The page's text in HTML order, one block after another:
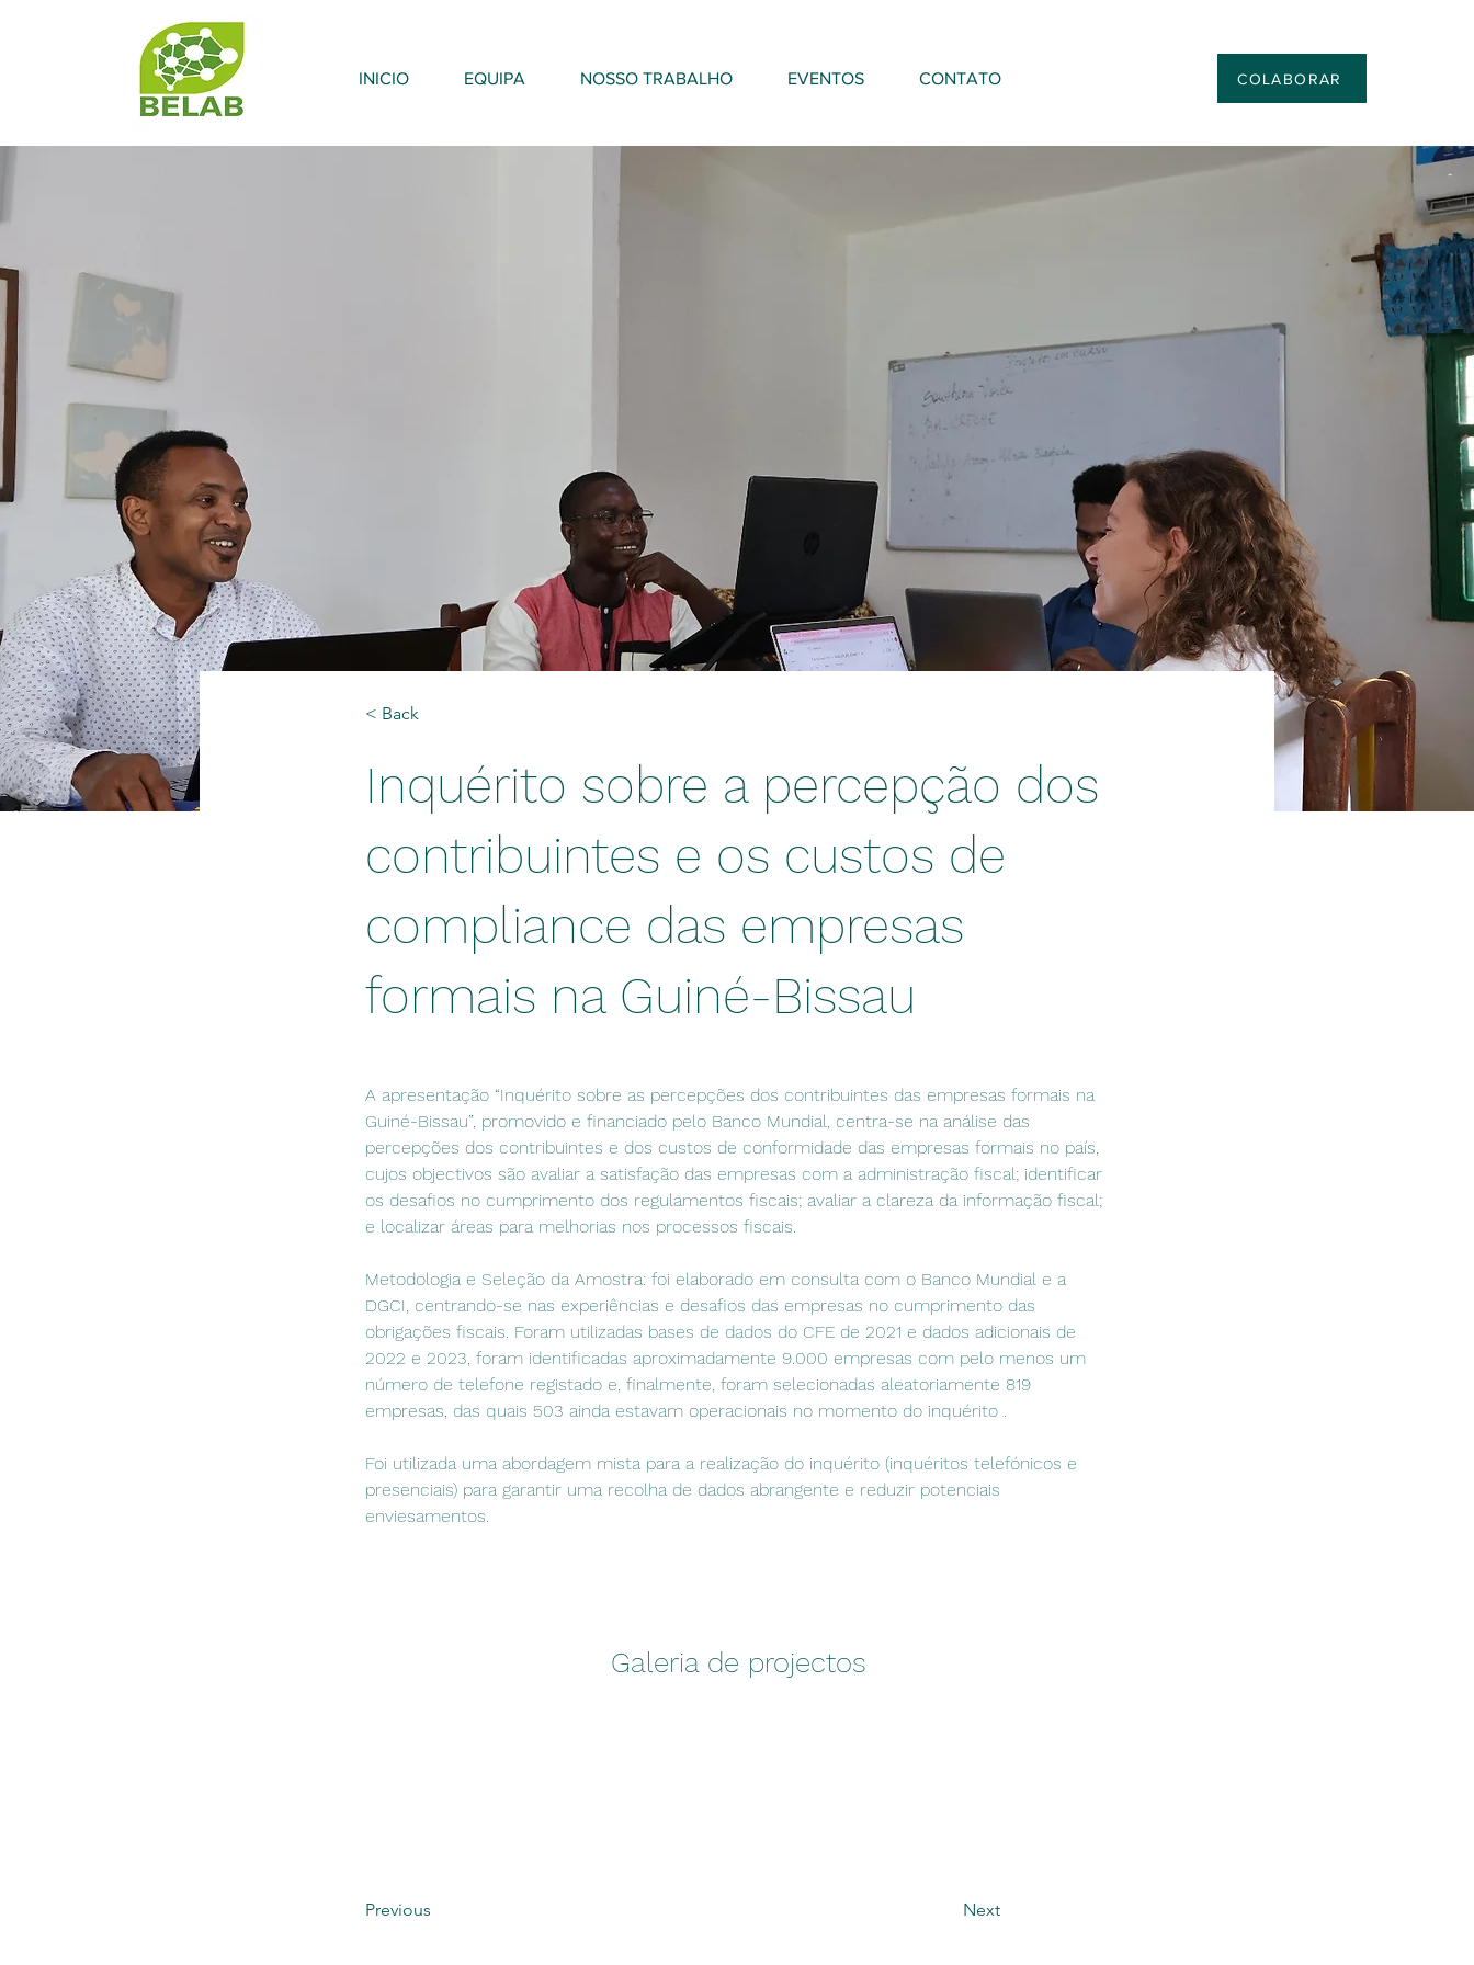
INICIO EQUIPA NOSSO TRABALHO EVENTOS CONTATO COLABORAR
< Back
Inquérito sobre a percepção dos
contribuintes e os custos de
compliance das empresas
formais na Guiné-Bissau
A apresentação “Inquérito sobre as percepções dos contribuintes das empresas formais na
Guiné-Bissau”, promovido e financiado pelo Banco Mundial, centra-se na análise das
percepções dos contribuintes e dos custos de conformidade das empresas formais no país,
cujos objectivos são avaliar a satisfação das empresas com a administração fiscal; identificar
os desafios no cumprimento dos regulamentos fiscais; avaliar a clareza da informação fiscal;
e localizar áreas para melhorias nos processos fiscais.
Metodologia e Seleção da Amostra: foi elaborado em consulta com o Banco Mundial e a
DGCI, centrando-se nas experiências e desafios das empresas no cumprimento das
obrigações fiscais. Foram utilizadas bases de dados do CFE de 2021 e dados adicionais de
2022 e 2023, foram identificadas aproximadamente 9.000 empresas com pelo menos um
número de telefone registado e, finalmente, foram selecionadas aleatoriamente 819
empresas, das quais 503 ainda estavam operacionais no momento do inquérito .
Foi utilizada uma abordagem mista para a realização do inquérito (inquéritos telefónicos e
presenciais) para garantir uma recolha de dados abrangente e reduzir potenciais
enviesamentos.
Galeria de projectos
Previous Next